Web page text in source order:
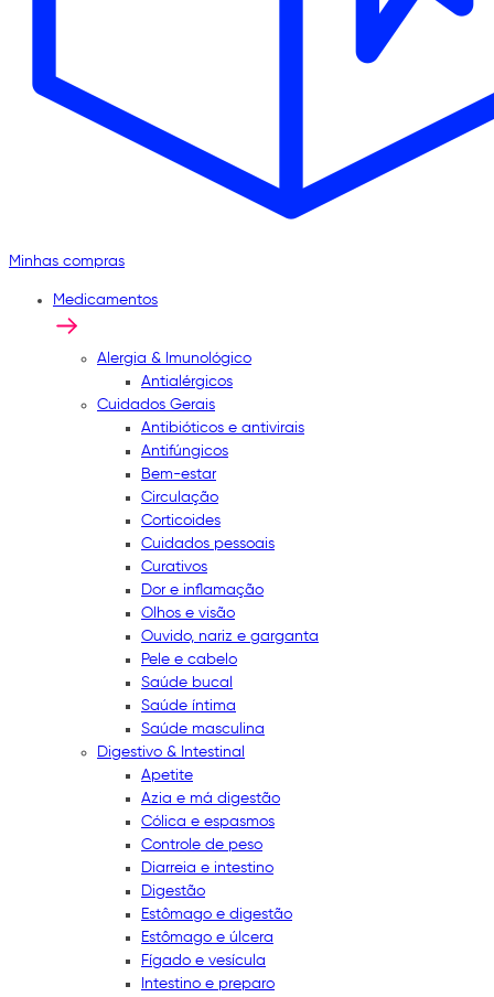
Minhas compras
Medicamentos
Alergia & Imunológico
Antialérgicos
Cuidados Gerais
Antibióticos e antivirais
Antifúngicos
Bem-estar
Circulação
Corticoides
Cuidados pessoais
Curativos
Dor e inflamação
Olhos e visão
Ouvido, nariz e garganta
Pele e cabelo
Saúde bucal
Saúde íntima
Saúde masculina
Digestivo & Intestinal
Apetite
Azia e má digestão
Cólica e espasmos
Controle de peso
Diarreia e intestino
Digestão
Estômago e digestão
Estômago e úlcera
Fígado e vesícula
Intestino e preparo